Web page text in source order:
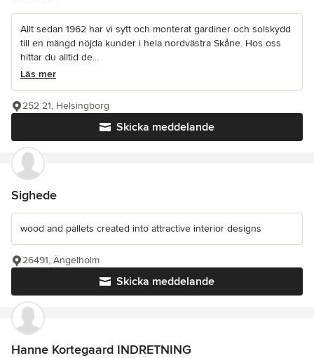
Allt sedan 1962 har vi sytt och monterat gardiner och solskydd
till en mängd nöjda kunder i hela nordvästra Skåne. Hos oss
hittar du alltid de...
Läs mer
Skicka meddelande
252 21, Helsingborg
Sighede
wood and pallets created into attractive interior designs
Skicka meddelande
26491, Ängelholm
Hanne Kortegaard INDRETNING